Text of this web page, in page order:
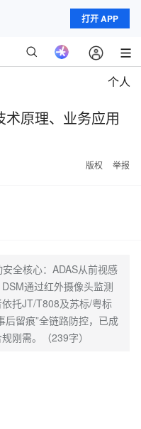
打开 APP
个人
术原理、业务应用
版权 举报
全核心：ADAS从前视感
通过红外摄像头监测
托JT/T808及苏标/粤标
留痕”全链路防控，已成
刚需。（239字）